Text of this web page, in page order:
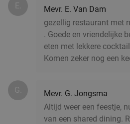
E.
Mevr. E. Van Dam
gezellig restaurant met
. Goede en vriendelijke
eten met lekkere
Komen zeker nog een
G.
Mevr. G. Jongsma
Altijd weer een feestje,
van een shared dining.